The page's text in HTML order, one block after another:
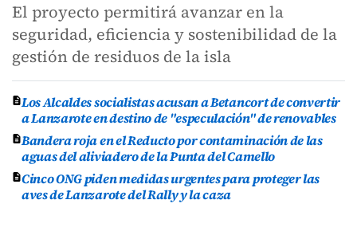
El proyecto permitirá avanzar en la
seguridad, eficiencia y sostenibilidad de la
gestión de residuos de la isla
Los Alcaldes socialistas acusan a Betancort de convertir
a Lanzarote en destino de "especulación" de renovables
Bandera roja en el Reducto por contaminación de las
aguas del aliviadero de la Punta del Camello
Cinco ONG piden medidas urgentes para proteger las
aves de Lanzarote del Rally y la caza